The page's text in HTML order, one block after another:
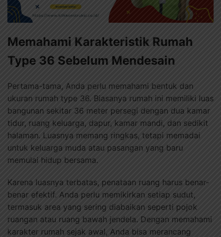
Memahami Karakteristik Rumah
Type 36 Sebelum Mendesain
Pertama-tama, Anda perlu memahami bentuk dan
ukuran rumah type 36. Biasanya rumah ini memiliki luas
bangunan sekitar 36 meter persegi dengan dua kamar
tidur, ruang keluarga, dapur, kamar mandi, dan sedikit
halaman. Luasnya memang ringkas, tetapi memadai
untuk keluarga muda atau pasangan yang baru
memulai hidup bersama.
Karena luasnya terbatas, penataan ruang harus benar-
benar efektif. Anda perlu memikirkan setiap sudut,
termasuk area yang sering diabaikan seperti pojok
ruangan atau ruang bawah jendela. Dengan memahami
karakter rumah sejak awal, Anda bisa merancang